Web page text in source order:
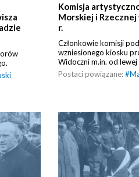
Komisja
Morskiej i
r.
Członkowie komisji
wzniesionego kiosku
Widoczni m.in. od lewej
Postaci powiązane:#